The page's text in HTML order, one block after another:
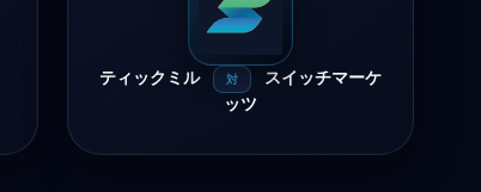
ティックミル 対
スイッチマーケ
ッツ